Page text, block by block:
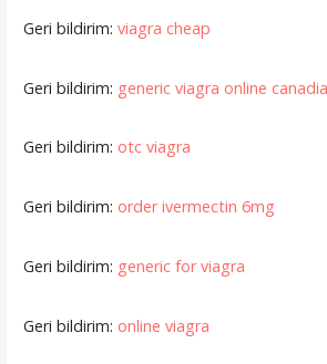
Geri bildirim: viagra cheap
Geri bildirim: generic viagra online
Geri bildirim: otc viagra
Geri bildirim: order ivermectin 6mg
Geri bildirim: generic for viagra
Geri bildirim: online viagra